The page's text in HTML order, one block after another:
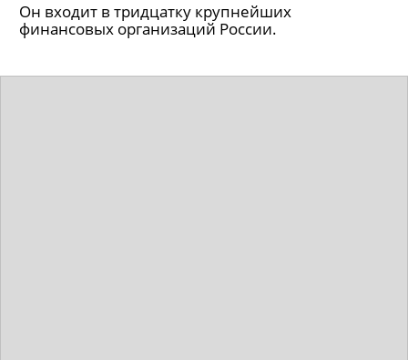
Он входит в тридцатку крупнейших
финансовых организаций России.